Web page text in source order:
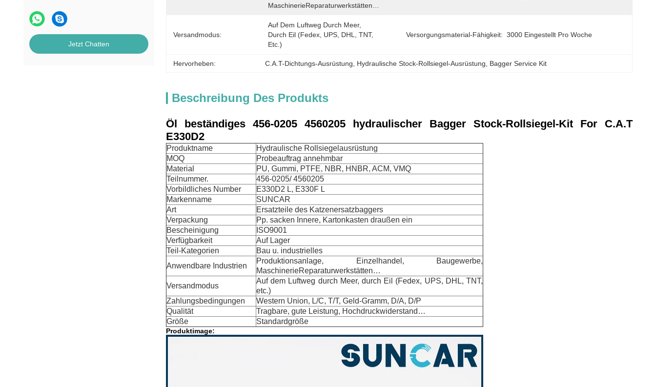
Jetzt Chatten
MaschinerieReparaturwerkstätten…
Versandmodus:
Auf Dem Luftweg Durch Meer,
Durch Eil (Fedex, UPS, DHL, TNT,
Etc.)
Versorgungsmaterial-Fähigkeit: 3000 Eingestellt Pro Woche
Hervorheben: C.A.T-Dichtungs-Ausrüstung Hydraulische Stock-Rollsiegel-Ausrüstung Bagger Service Kit
Beschreibung Des Produkts
Öl beständiges 456-0205 4560205 hydraulischer Bagger Stock-Rollsiegel-Kit For C.A.T
E330D2
Produktname
Hydraulische Rollsiegelausrüstung
MOQ
Probeauftrag annehmbar
Material
PU, Gummi, PTFE, NBR, HNBR, ACM, VMQ
Teilnummer.
456-0205/ 4560205
Vorbildliches Number
E330D2 L, E330F L
Markenname
SUNCAR
Art
Ersatzteile des Katzenersatzbaggers
Verpackung
Pp. sacken Innere, Kartonkasten draußen ein
Bescheinigung
ISO9001
Verfügbarkeit
Auf Lager
Teil-Kategorien
Bau u. industrielles
Anwendbare Industrien
Produktionsanlage, Einzelhandel, Baugewerbe,
MaschinerieReparaturwerkstätten…
Versandmodus
Auf dem Luftweg durch Meer, durch Eil (Fedex, UPS, DHL, TNT,
etc.)
Zahlungsbedingungen
Western Union, L/C, T/T, Geld-Gramm, D/A, D/P
Qualität
Tragbare, gute Leistung, Hochdruckwiderstand…
Größe
Standardgröße
Produktimage: